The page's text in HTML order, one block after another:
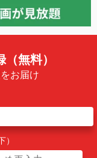
無料）
お届け